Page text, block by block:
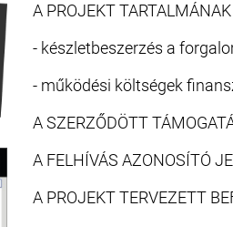
A PROJEKT
- készletbeszerzés a
- működési költségek
A SZERZŐDÖTT
A FELHÍVÁS AZONOSÍTÓ
A PROJEKT TERVEZETT